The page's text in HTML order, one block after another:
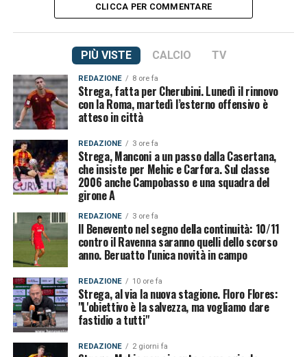
CLICCA PER COMMENTARE
PIÙ VISTE CALCIO TV
REDAZIONE 8 ore fa
Strega, fatta per Cherubini. Lunedì il rinnovo
con la Roma, martedì l’esterno offensivo è
atteso in città
REDAZIONE 3 ore fa
Strega, Manconi a un passo dalla Casertana,
che insiste per Mehic e Carfora. Sul classe
2006 anche Campobasso e una squadra del
girone A
REDAZIONE 3 ore fa
Il Benevento nel segno della continuità: 10/11
contro il Ravenna saranno quelli dello scorso
anno. Beruatto l'unica novità in campo
REDAZIONE 10 ore fa
Strega, al via la nuova stagione. Floro Flores:
"L'obiettivo è la salvezza, ma vogliamo dare
fastidio a tutti"
REDAZIONE 2 giorni fa